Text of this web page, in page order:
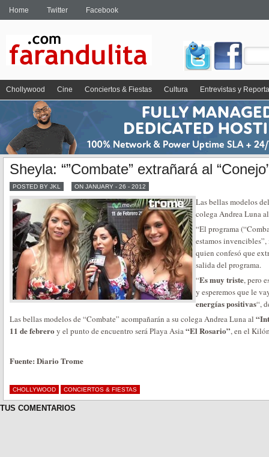
Home Twitter Facebook
Chollywood Cine Conciertos & Fiestas Cultura Entrevistas y
Sheyla: “”Combate” extrañará al
POSTED BY JKL ON JANUARY - 26 - 2012
Las bellas modelos
colega Andrea Luna
“El programa
estamos
quien confesó que
salida del programa.
“Es muy triste, pero
y esperemos que le
energías positivas“,
Las bellas modelos de “Combate” acompañarán a su colega Andrea Luna al
11 de febrero y el punto de encuentro será Playa Asia“El Rosario”, en el
Fuente: Diario Trome
CHOLLYWOOD CONCIERTOS & FIESTAS
TUS COMENTARIOS